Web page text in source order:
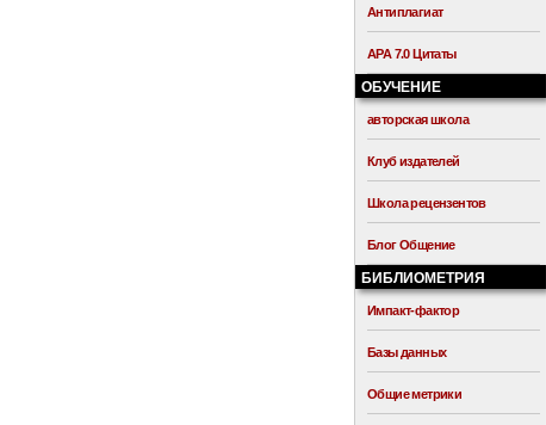
Антиплагиат
APA 7.0 Цитаты
ОБУЧЕНИЕ
авторская школа
Клуб издателей
Школа рецензентов
Блог Общение
БИБЛИОМЕТРИЯ
Импакт-фактор
Базы данных
Общие метрики